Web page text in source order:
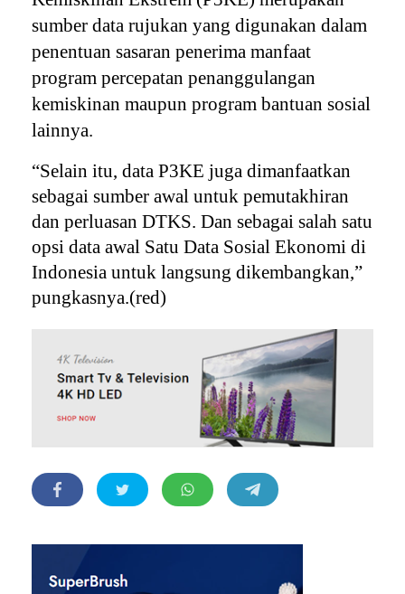
sumber data rujukan yang digunakan dalam
penentuan sasaran penerima manfaat
program percepatan penanggulangan
kemiskinan maupun program bantuan sosial
lainnya.
“Selain itu, data P3KE juga dimanfaatkan
sebagai sumber awal untuk pemutakhiran
dan perluasan DTKS. Dan sebagai salah satu
opsi data awal Satu Data Sosial Ekonomi di
Indonesia untuk langsung dikembangkan,”
pungkasnya.(red)